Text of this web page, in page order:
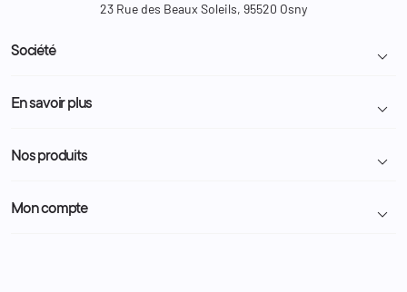
23 Rue des Beaux Soleils, 95520 Osny
Société 
Livraison et retour colis
Demande de devis
Nous contacter
En savoir plus 
Programme Fidélité
Administration
Nos produits 
Police Municipale | ASVP
Mon compte 